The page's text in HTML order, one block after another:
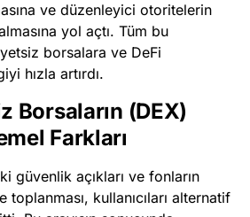
ve düzenleyici otoritelerin
yol açtı. Tüm bu
borsalara ve DeFi
hızla artırdı.
Borsaların (DEX)
Farkları
güvenlik açıkları ve fonların
kullanıcıları alternatif